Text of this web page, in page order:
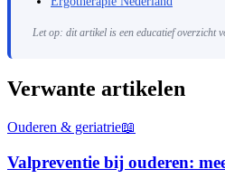
Let op: dit artikel is een educatief overzicht
Verwante artikelen
Ouderen & geriatrie📖
Valpreventie bij ouderen: